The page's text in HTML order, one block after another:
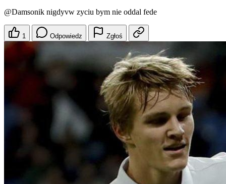
@Damsonik nigdyvw zyciu bym nie oddal fede
1 Odpowiedz Zgłoś